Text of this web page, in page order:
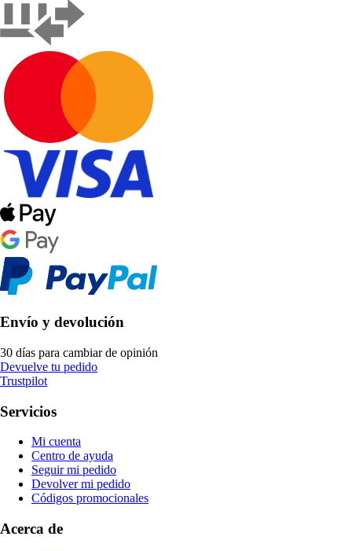
Envío y devolución
30 días para cambiar de opinión
Devuelve tu pedido
Trustpilot
Servicios
Mi cuenta
Centro de ayuda
Seguir mi pedido
Devolver mi pedido
Códigos promocionales
Acerca de